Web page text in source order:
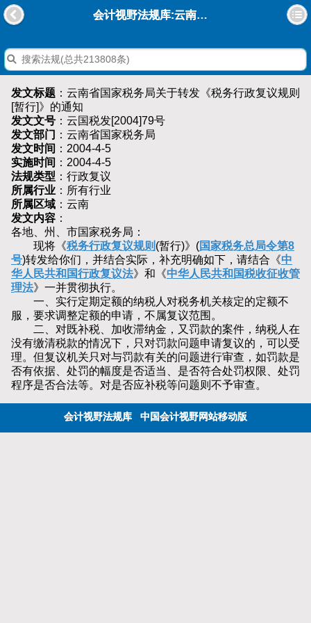
会计视野法规库:云南省国家税务局关于转发《税务行政复议规则[暂行]》的通知
发文标题 ：云南省国家税务局关于转发《税务行政复议规则
[暂行]》的通知
发文文号 ：云国税发[2004]79号
发文部门 ：云南省国家税务局
发文时间 ：2004-4-5
实施时间 ：2004-4-5
法规类型 ：行政复议
所属行业 ：所有行业
所属区域 ：云南
发文内容 ：
各地、州、市国家税务局：
现将《税务行政复议规则 (暂行)》(国家税务总局令第8
号)转发给你们，并结合实际，补充明确如下，请结合《中
华人民共和国行政复议法》和《中华人民共和国税收征收管
理法》一并贯彻执行。
一、实行定期定额的纳税人对税务机关核定的定额不
服，要求调整定额的申请，不属复议范围。
二、对既补税、加收滞纳金，又罚款的案件，纳税人在
没有缴清税款的情况下，只对罚款问题申请复议的，可以受
理。但复议机关只对与罚款有关的问题进行审查，如罚款是
否有依据、处罚的幅度是否适当、是否符合处罚权限、处罚
程序是否合法等。对是否应补税等问题则不予审查。
会计视野法规库 中国会计视野网站移动版